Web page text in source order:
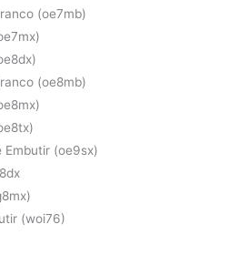
(oe7mb)
(oe8mb)
Embutir (oe9sx)
(woi76)